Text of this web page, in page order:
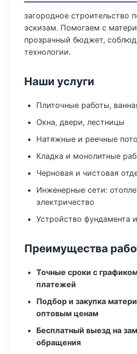
загородное строительство
эскизам. Помогаем с
прозрачный бюджет,
технологии.
Наши услуги
Плиточные работы,
Окна, двери, лестницы
Натяжные и реечные
Кладка и монолитные
Черновая и чистовая
Инженерные сети:
электричество
Устройство фундамента
Преимущества
Точные сроки с
платежей
Подбор и закупка
оптовым ценам
Бесплатный выезд на
обращения